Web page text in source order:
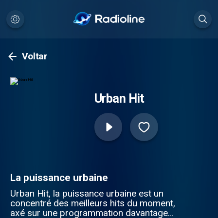
Voltar
Urban Hit
La puissance urbaine
Urban Hit, la puissance urbaine est un
concentré des meilleurs hits du moment,
axé sur une programmation davantage